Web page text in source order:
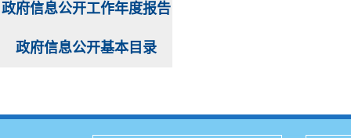
政府信息公开工作年度报告
政府信息公开基本目录